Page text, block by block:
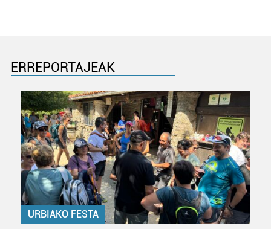
ERREPORTAJEAK
URBIAKO FESTA